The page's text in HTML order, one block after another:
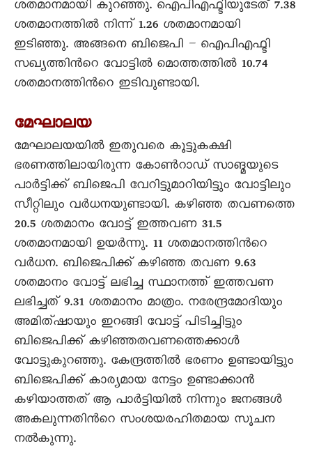
ശതമാനമായി കുറഞ്ഞു. ഐപിഎഫ്ടിയുടേത് 7.38
ശതമാനത്തില്‍ നിന്ന് 1.26 ശതമാനമായി
ഇടിഞ്ഞു. അങ്ങനെ ബിജെപി – ഐപിഎഫ്ടി
സഖ്യത്തിന്‍റെ വോട്ടില്‍ മൊത്തത്തില്‍ 10.74
ശതമാനത്തിന്‍റെ ഇടിവുണ്ടായി.
മേഘാലയ
മേഘാലയയില്‍ ഇതുവരെ കൂട്ടുകക്ഷി
ഭരണത്തിലായിരുന്ന കോണ്‍റാഡ് സാങ്മയുടെ
പാര്‍ട്ടിക്ക് ബിജെപി വേറിട്ടുമാറിയിട്ടും വോട്ടിലും
സീറ്റിലും വര്‍ധനയുണ്ടായി. കഴിഞ്ഞ തവണത്തെ
20.5 ശതമാനം വോട്ട് ഇത്തവണ 31.5
ശതമാനമായി ഉയര്‍ന്നു. 11 ശതമാനത്തിന്‍റെ
വര്‍ധന. ബിജെപിക്ക് കഴിഞ്ഞ തവണ 9.63
ശതമാനം വോട്ട് ലഭിച്ച സ്ഥാനത്ത് ഇത്തവണ
ലഭിച്ചത് 9.31 ശതമാനം മാത്രം. നരേന്ദ്രമോദിയും
അമിത്ഷായും ഇറങ്ങി വോട്ട് പിടിച്ചിട്ടും
ബിജെപിക്ക് കഴിഞ്ഞതവണത്തെക്കാള്‍
വോട്ടുകുറഞ്ഞു. കേന്ദ്രത്തില്‍ ഭരണം ഉണ്ടായിട്ടും
ബിജെപിക്ക് കാര്യമായ നേട്ടം ഉണ്ടാക്കാന്‍
കഴിയാത്തത് ആ പാര്‍ട്ടിയില്‍ നിന്നും ജനങ്ങള്‍
അകലുന്നതിന്‍റെ സംശയരഹിതമായ സൂചന
നല്‍കുന്നു.